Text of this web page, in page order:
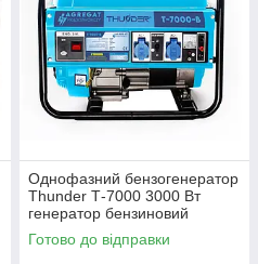
Однофазний бензогенератор
Thunder Т-7000 3000 Вт
генератор бензиновий
генератор бензиновий
портативний
Готово до відправки